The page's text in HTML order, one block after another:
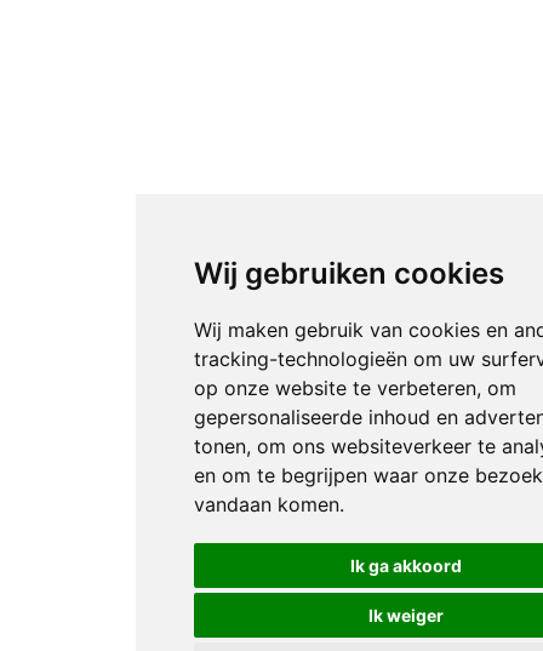
Wij gebruiken cookies
Wij maken gebruik van cookies en
tracking-technologieën om uw
op onze website te verbeteren, om
gepersonaliseerde inhoud en
tonen, om ons websiteverkeer te
en om te begrijpen waar onze
vandaan komen.
Ik ga akkoord
Ik weiger